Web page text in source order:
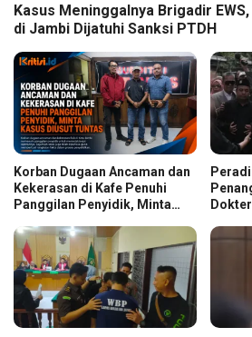
Kasus Meninggalnya Brigadir
di Jambi Dijatuhi Sanksi PTDH
Korban Dugaan Ancaman dan
Kekerasan di Kafe Penuhi
Panggilan Penyidik, Minta